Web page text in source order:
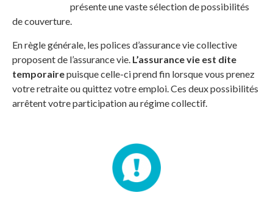
présente une vaste sélection de possibilités
de couverture.
En règle générale, les polices d’assurance vie collective
proposent de l’assurance vie. L’assurance vie est dite
temporairepuisque celle-ci prend fin lorsque vous prenez
votre retraite ou quittez votre emploi. Ces deux possibilités
arrêtent votre participation au régime collectif.